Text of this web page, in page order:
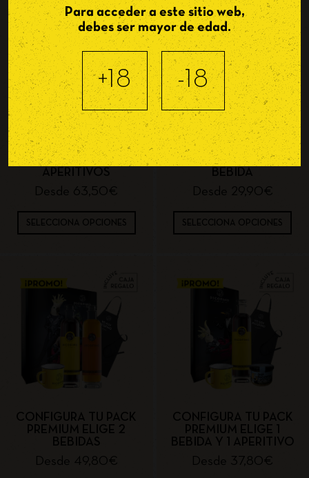
CONFIGURA TU PACK
ELIGE 2 BEBIDAS Y 3
APERITIVOS
Desde 63,50€
SELECCIONA OPCIONES
CONFIGURA TU PACK
PREMIUM ELIGE 1
BEBIDA
Desde 29,90€
SELECCIONA OPCIONES
CONFIGURA TU PACK
PREMIUM ELIGE 2
BEBIDAS
Desde 49,80€
CONFIGURA TU PACK
PREMIUM ELIGE 1
BEBIDA Y 1 APERITIVO
Desde 37,80€
Para acceder a este sitio web,
debes ser mayor de edad.
+18 -18